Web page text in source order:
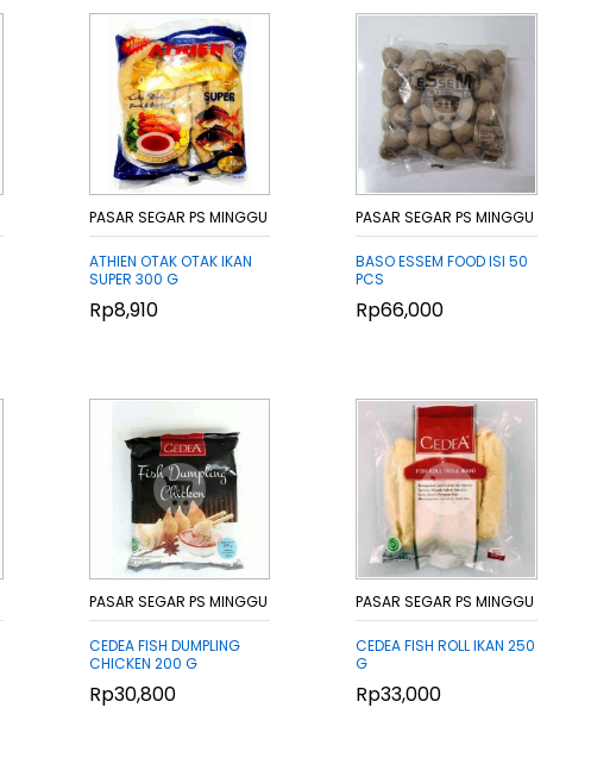
PASAR SEGAR PS MINGGU
ATHIEN OTAK OTAK IKAN
SUPER 300 G
Rp8,910
Rp8,910
PASAR SEGAR PS MINGGU
BASO ESSEM FOOD ISI 50
PCS
Rp66,000
Rp66,000
PASAR SEGAR PS MINGGU
CEDEA FISH DUMPLING
CHICKEN 200 G
Rp30,800
Rp30,800
PASAR SEGAR PS MINGGU
CEDEA FISH ROLL IKAN 250
G
Rp33,000
Rp33,000